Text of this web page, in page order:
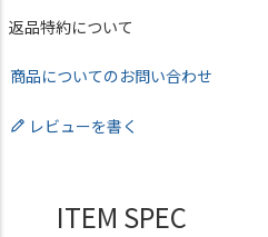
返品特約について
商品についてのお問い合わせ
レビューを書く
ITEM SPEC